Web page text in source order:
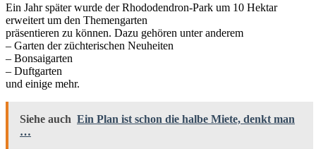
Ein Jahr später wurde der Rhododendron-Park um 10 Hektar
erweitert um den Themengarten
präsentieren zu können. Dazu gehören unter anderem
– Garten der züchterischen Neuheiten
– Bonsaigarten
– Duftgarten
und einige mehr.
Siehe auch Ein Plan ist schon die halbe Miete, denkt man
…